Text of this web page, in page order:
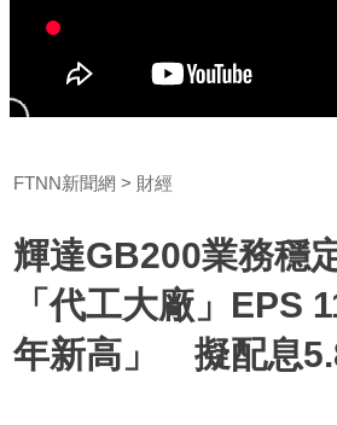
FTNN新聞網 財經
輝達GB200業務穩
「代工大廠」EPS
年新高」 擬配息